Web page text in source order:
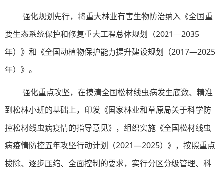
强化规划先行，将重大林业有害生物防治纳入《全国重
要生态系统保护和修复重大工程总体规划（2021—2035
年）》和《全国动植物保护能力提升建设规划（2017—2025
年）》。
强化重点攻坚，在摸清全国松材线虫病发生底数、精准
到松林小班的基础上，印发《国家林业和草原局关于科学防
控松材线虫病疫情的指导意见》，组织实施《全国松材线虫
病疫情防控五年攻坚行动计划（2021—2025）》，按照重点
拔除、逐步压缩、全面控制的要求，实行分区分级管理、科